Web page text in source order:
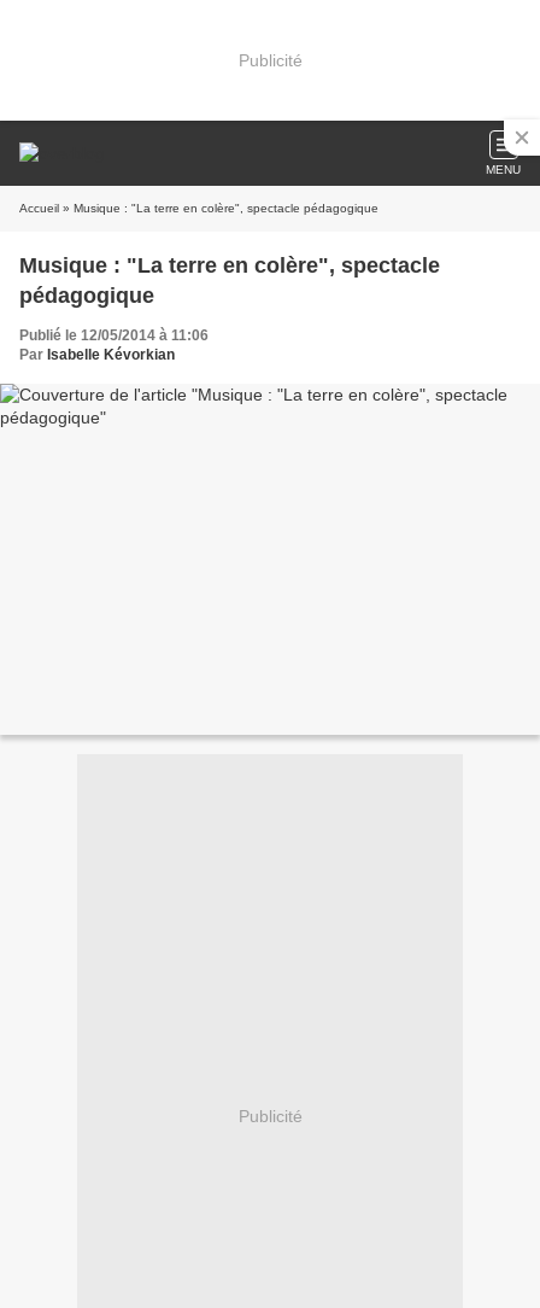
Publicité
MENU
Accueil » Musique : "La terre en colère", spectacle pédagogique
Musique : "La terre en colère", spectacle
pédagogique
Publié le 12/05/2014 à 11:06
Par Isabelle Kévorkian
Publicité